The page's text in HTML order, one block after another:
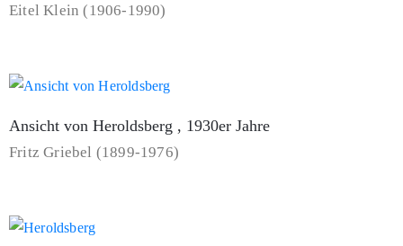
Eitel Klein (1906-1990)
Ansicht von Heroldsberg , 1930er Jahre
Fritz Griebel (1899-1976)